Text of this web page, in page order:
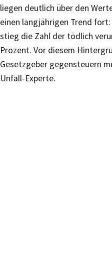
liegen deutlich über den
einen langjährigen Trend
stieg die Zahl der tödlich
Prozent. Vor diesem
Gesetzgeber gegensteuern
Unfall-Experte.